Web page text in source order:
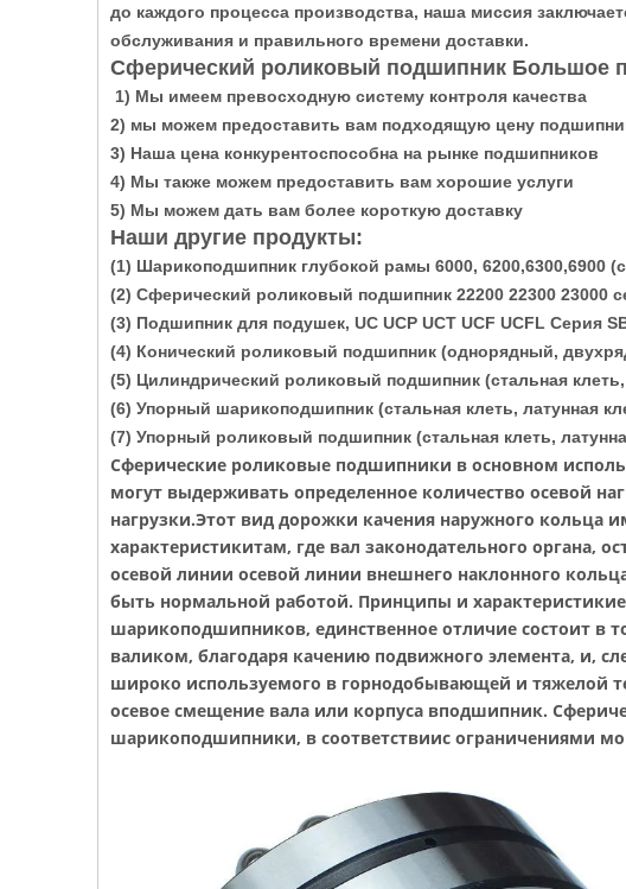
до каждого процесса производства, наша миссия
обслуживания и правильного времени доставки.
Сферический роликовый подшипник Большое
1) Мы имеем превосходную систему контроля качества
2) мы можем предоставить вам подходящую цену
3) Наша цена конкурентоспособна на рынке подшипников
4) Мы также можем предоставить вам хорошие услуги
5) Мы можем дать вам более короткую доставку
Наши другие продукты:
(1) Шарикоподшипник глубокой рамы 6000, 6200,6300,6900
(2) Сферический роликовый подшипник 22200 22300 23000
(3) Подшипник для подушек, UC UCP UCT UCF UCFL Серия
(4) Конический роликовый подшипник (однорядный,
(5) Цилиндрический роликовый подшипник (стальная клеть,
(6) Упорный шарикоподшипник (стальная клеть, латунная
(7) Упорный роликовый подшипник (стальная клеть,
Сферические роликовые подшипники в основном
могут выдерживать определенное количество осевой
нагрузки.Этот вид дорожки качения наружного кольца
характеристикитам, где вал законодательного органа,
осевой линии осевой линии внешнего наклонного
быть нормальной работой. Принципы и характеристики
шарикоподшипников, единственное отличие состоит в
валиком, благодаря качению подвижного элемента, и,
широко используемого в горнодобывающей и тяжелой
осевое смещение вала или корпуса вподшипник.
шарикоподшипники, в соответствиис ограничениями